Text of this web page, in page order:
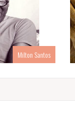
Milton Santos